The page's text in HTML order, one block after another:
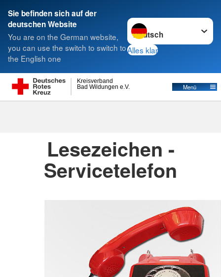
Sie befinden sich auf der
deutschen Website
You are on the German website,
you can use the switch to switch to
the English one
Sprache wechseln zu
Alles klar
Bad Wildungen e.V.
Kreisverband
Menü
Suche
Kreisverbände
Lesezeichen -
Servicetelefon